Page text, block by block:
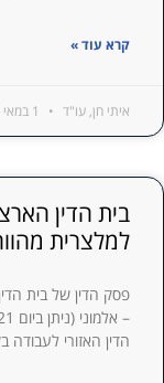
קרא עוד »
איתי חן, עו"ד
בית הדין
למלצרית
הדין האזורי לעבודה